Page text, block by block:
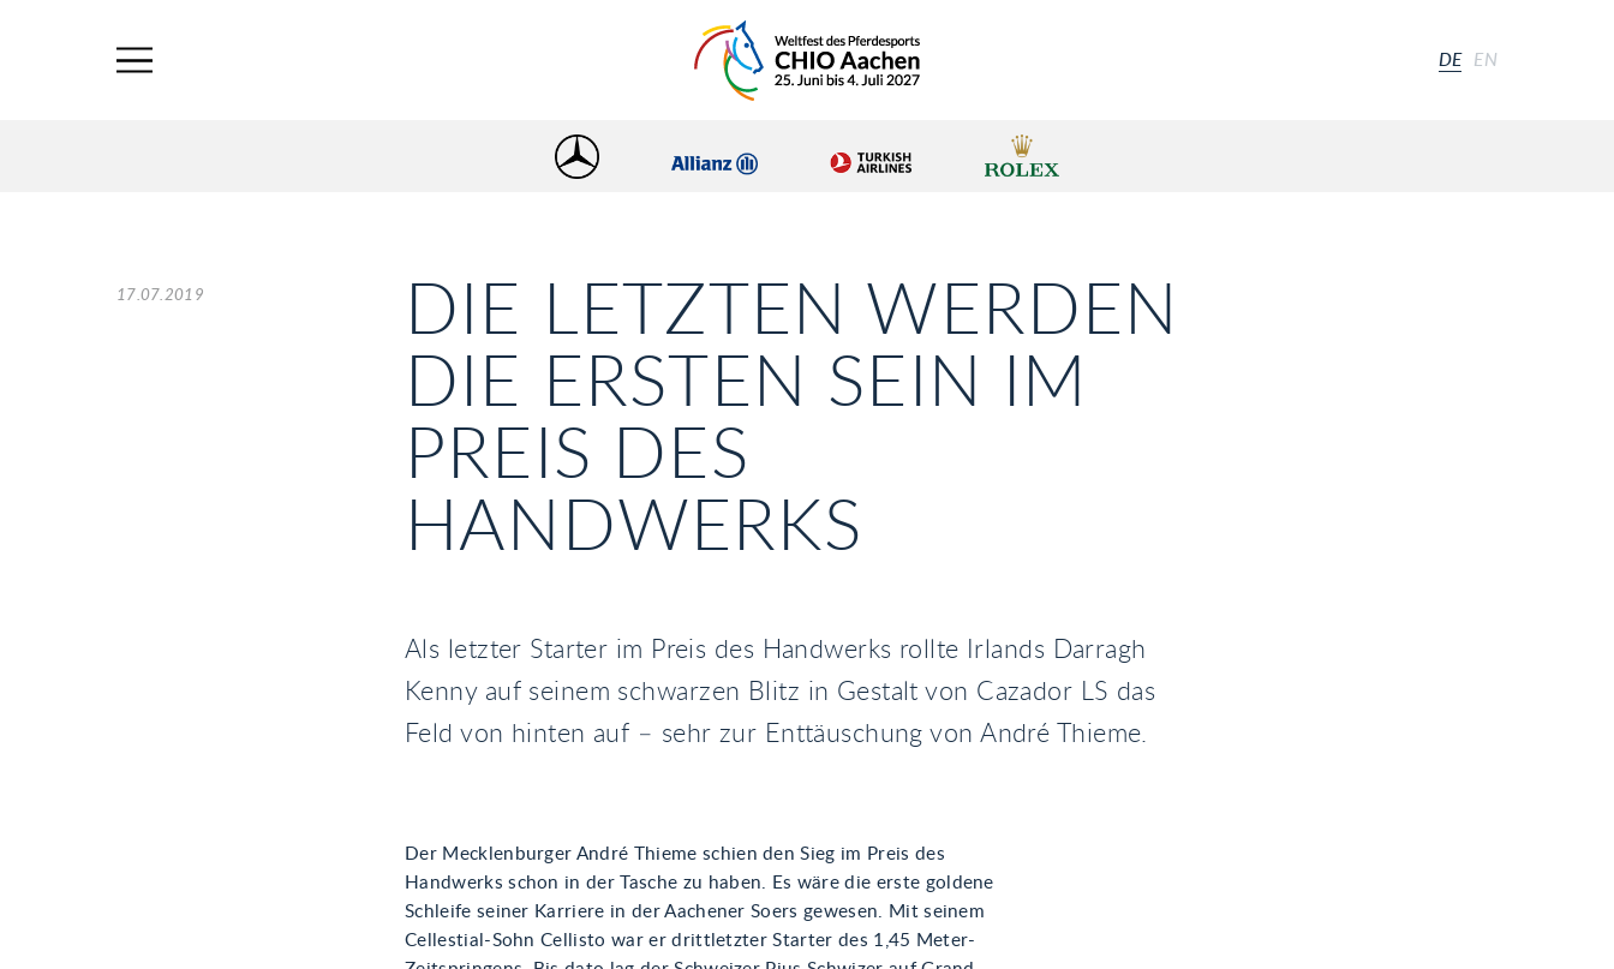
DE EN
17.07.2019
DIE LETZTEN WERDEN
DIE ERSTEN SEIN IM
PREIS DES
HANDWERKS
Als letzter Starter im Preis des Handwerks rollte Irlands Darragh
Kenny auf seinem schwarzen Blitz in Gestalt von Cazador LS das
Feld von hinten auf – sehr zur Enttäuschung von André Thieme.
Der Mecklenburger André Thieme schien den Sieg im Preis des
Handwerks schon in der Tasche zu haben. Es wäre die erste goldene
Schleife seiner Karriere in der Aachener Soers gewesen. Mit seinem
Cellestial-Sohn Cellisto war er drittletzter Starter des 1,45 Meter-